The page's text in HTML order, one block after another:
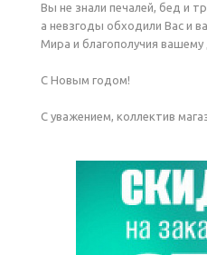
Вы не знали печалей, бед и
а невзгоды обходили Вас и
Мира и благополучия вашему
С Новым годом!
С уважением, коллектив